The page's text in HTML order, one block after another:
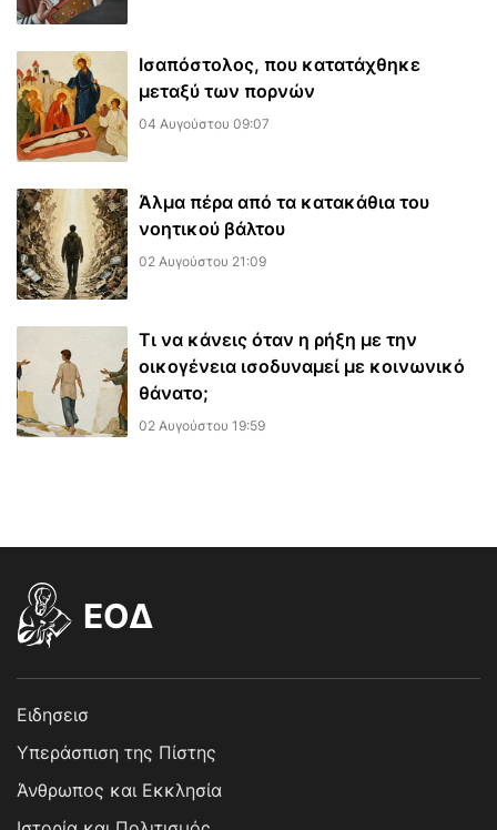
Ισαπόστολος, που κατατάχθηκε
μεταξύ των πορνών
04 Αυγούστου 09:07
​Άλμα πέρα από τα κατακάθια του
νοητικού βάλτου
02 Αυγούστου 21:09
Τι να κάνεις όταν η ρήξη με την
οικογένεια ισοδυναμεί με κοινωνικό
θάνατο;
02 Αυγούστου 19:59
EOΔ
Ειδησεισ
Υπεράσπιση της Πίστης
Άνθρωπος και Εκκλησία